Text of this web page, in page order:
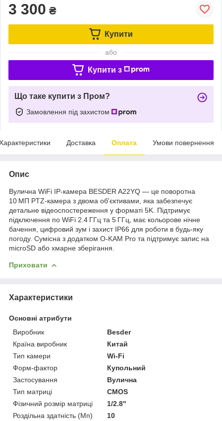
3 300 ₴
Купити
або
Купити з
Що таке купити з Пром?
Замовлення під захистом
Доставка Оплата Умови повернення
Опис
Вулична WiFi IP-камера BESDER A22YQ — це поворотна
10 МП PTZ-камера з двома об'єктивами, яка забезпечує
детальне відеоспостереження у форматі 5K. Підтримує
підключення по WiFi 2.4 ГГц та 5 ГГц, має кольорове нічне
бачення, цифровий зум і захист IP66 для роботи в будь-яку
погоду. Сумісна з додатком O-KAM Pro та підтримує запис на
microSD або хмарне зберігання.
Приховати
Характеристики
Основні атрибути
Виробник
Besder
Країна виробник
Китай
Тип камери
Wi-Fi
Форм-фактор
Купольний
Застосування
Вулична
Тип матриці
CMOS
Фізичний розмір матриці
1/2.8"
Роздільна здатність (Мп)
10